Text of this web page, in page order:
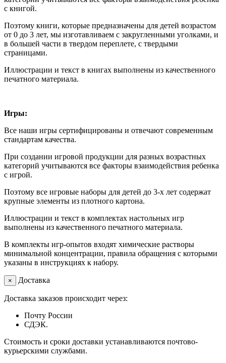
с книгой.
Поэтому книги, которые предназначены для детей возрастом
от 0 до 3 лет, мы изготавливаем с закругленными уголками, и
в большей части в твердом переплете, с твердыми
страницами.
Иллюстрации и текст в книгах выполнены из качественного
печатного материала.
Игры:
Все наши игры сертифицированы и отвечают современным
стандартам качества.
При создании игровой продукции для разных возрастных
категорий учитываются все факторы взаимодействия ребенка
с игрой.
Поэтому все игровые наборы для детей до 3-х лет содержат
крупные элементы из плотного картона.
Иллюстрации и текст в комплектах настольных игр
выполнены из качественного печатного материала.
В комплекты игр-опытов входят химические растворы
минимальной концентрации, правила обращения с которыми
указаны в инструкциях к набору.
× Доставка
Доставка заказов происходит через:
Почту России
СДЭК.
Стоимость и сроки доставки устанавливаются почтово-
курьерскими службами.